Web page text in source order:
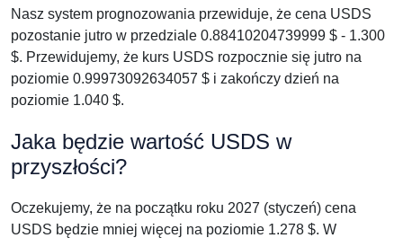
Nasz system prognozowania przewiduje, że cena USDS
pozostanie jutro w przedziale 0.88410204739999 $ - 1.300
$. Przewidujemy, że kurs USDS rozpocznie się jutro na
poziomie 0.99973092634057 $ i zakończy dzień na
poziomie 1.040 $.
Jaka będzie wartość USDS w
przyszłości?
Oczekujemy, że na początku roku 2027 (styczeń) cena
USDS będzie mniej więcej na poziomie 1.278 $. W